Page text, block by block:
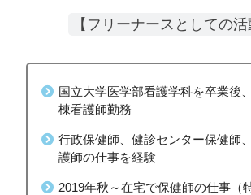
【フリーナースとしての活
国立大学医学部看護学科を卒業後
棟看護師勤務
行政保健師、健診センター保健師
護師の仕事を経験
2019年秋～在宅で保健師の仕事（